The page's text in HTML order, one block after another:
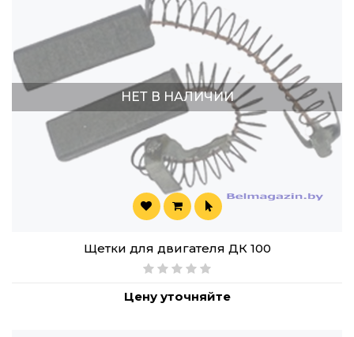
НЕТ В НАЛИЧИИ
Щетки для двигателя ДК 100
Цену уточняйте